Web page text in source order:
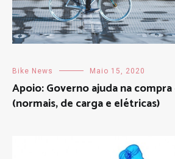
Bike News Maio 15, 2020
Apoio: Governo ajuda na
(normais, de carga e elétricas)